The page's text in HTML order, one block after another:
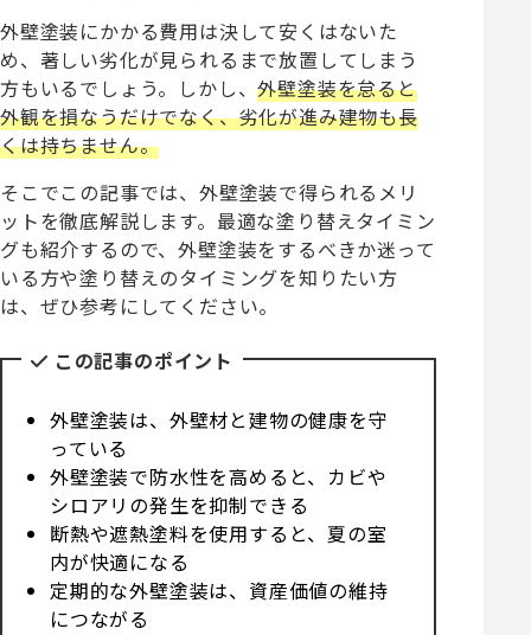
外壁塗装にかかる費用は決して安くはないた
め、著しい劣化が見られるまで放置してしまう
方もいるでしょう。しかし、外壁塗装を怠ると
外観を損なうだけでなく、劣化が進み建物も長
くは持ちません。
そこでこの記事では、外壁塗装で得られるメリ
ットを徹底解説します。最適な塗り替えタイミン
グも紹介するので、外壁塗装をするべきか迷って
いる方や塗り替えのタイミングを知りたい方
は、ぜひ参考にしてください。
この記事のポイント
外壁塗装は、外壁材と建物の健康を守
っている
外壁塗装で防水性を高めると、カビや
シロアリの発生を抑制できる
断熱や遮熱塗料を使用すると、夏の室
内が快適になる
定期的な外壁塗装は、資産価値の維持
につながる